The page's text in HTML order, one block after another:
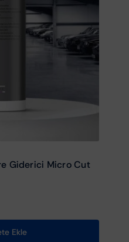
Giderici Micro Cut
Ekle